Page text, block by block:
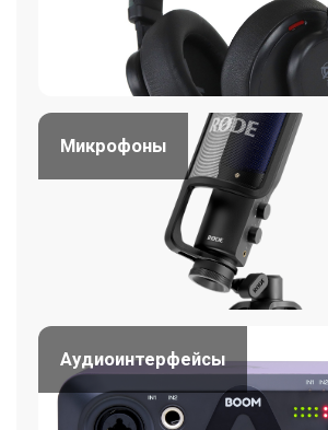
Микрофоны
Аудиоинтерфейсы